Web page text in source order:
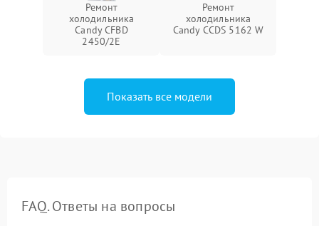
Ремонт
холодильника
Candy CFBD
2450/2E
Ремонт
холодильника
Candy CCDS 5162 W
Показать все модели
FAQ. Ответы на вопросы